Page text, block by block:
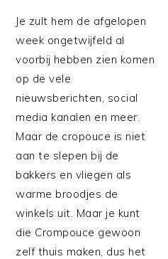
Je zult hem de afgelopen
week ongetwijfeld al
voorbij hebben zien komen
op de vele
nieuwsberichten, social
media kanalen en meer.
Maar de cropouce is niet
aan te slepen bij de
bakkers en vliegen als
warme broodjes de
winkels uit. Maar je kunt
die Crompouce gewoon
zelf thuis maken, dus het